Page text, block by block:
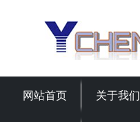
网站首页 关于我们